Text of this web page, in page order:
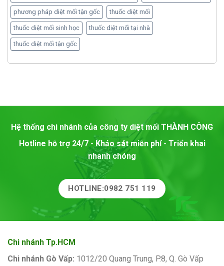
phương pháp diệt mối tận gốc thuốc diệt mối
thuốc diệt mối sinh học thuốc diệt mối tại nhà
thuốc diệt mối tận gốc
Hệ thống chi nhánh của công ty diệt mối THÀNH CÔNG
Hotline hỗ trợ 24/7 - Khảo sát miễn phí - Triển khai
nhanh chóng
HOTLINE:0982 751 119
Chi nhánh Tp.HCM
Chi nhánh Gò Vấp: 1012/20 Quang Trung, P.8, Q. Gò Vấp